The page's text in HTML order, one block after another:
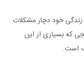
خود دچار مشکلات
که بسیاری از این
است.